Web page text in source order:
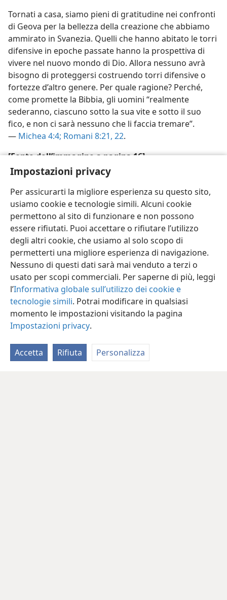
Impostazioni privacy
Per assicurarti la migliore esperienza su questo sito,
usiamo cookie e tecnologie simili. Alcuni cookie
permettono al sito di funzionare e non possono
essere rifiutati. Puoi accettare o rifiutare l’utilizzo
degli altri cookie, che usiamo al solo scopo di
permetterti una migliore esperienza di navigazione.
Nessuno di questi dati sarà mai venduto a terzi o
usato per scopi commerciali. Per saperne di più, leggi
l’Informativa globale sull’utilizzo dei cookie e
tecnologie simili. Potrai modificare in qualsiasi
momento le impostazioni visitando la pagina
Impostazioni privacy.
Accetta Rifiuta Personalizza
Tornati a casa, siamo pieni di gratitudine nei confronti
di Geova per la bellezza della creazione che abbiamo
ammirato in Svanezia. Quelli che hanno abitato le torri
difensive in epoche passate hanno la prospettiva di
vivere nel nuovo mondo di Dio. Allora nessuno avrà
bisogno di proteggersi costruendo torri difensive o
fortezze d’altro genere. Per quale ragione? Perché,
come promette la Bibbia, gli uomini “realmente
sederanno, ciascuno sotto la sua vite e sotto il suo
fico, e non ci sarà nessuno che li faccia tremare”.
— Michea 4:4; Romani 8:21, 22.
[Fonte dell’immagine a pagina 16]
In alto: Paata Vardanashvili